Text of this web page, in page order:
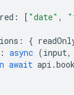
: [ "date" ,
: {
: async (input,
await api .book